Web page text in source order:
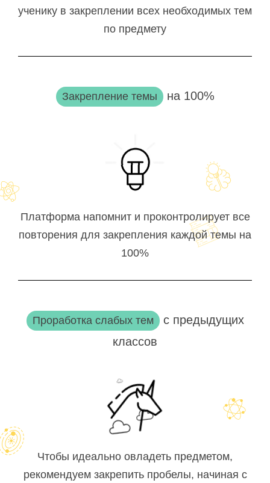
ученику в закреплении всех необходимых тем
по предмету
Закрепление темы на 100%
Платформа напомнит и проконтролирует все
повторения для закрепления каждой темы на
100%
Проработка слабых тем с предыдущих
классов
Чтобы идеально овладеть предметом,
рекомендуем закрепить пробелы, начиная с